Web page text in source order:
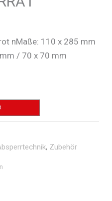
nMaße: 110 x 285 mm
/ 70 x 70 mm
, Zubehör